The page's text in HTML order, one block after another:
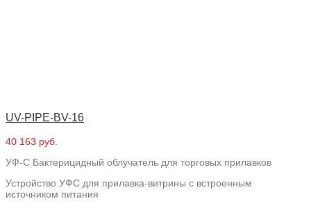
UV-PIPE-BV-16
40 163 руб.
УФ-С Бактерицидный облучатель для торговых прилавков
Устройство УФС для прилавка-витрины с встроенным
источником питания